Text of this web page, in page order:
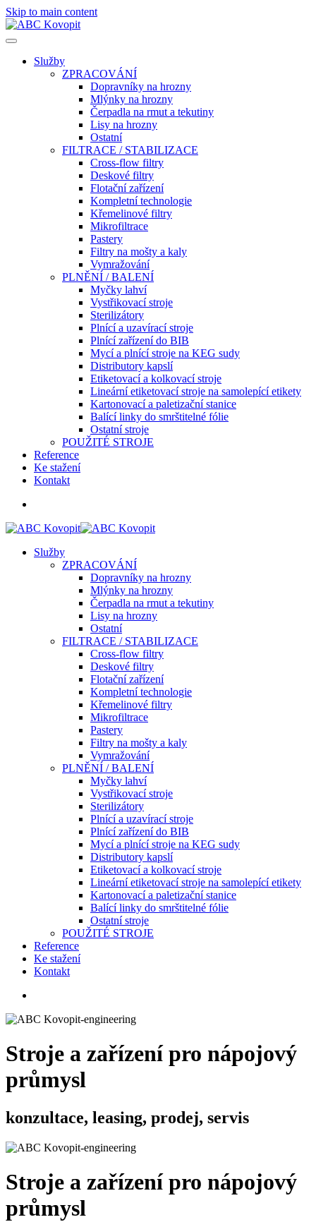
Skip to main content
Služby
ZPRACOVÁNÍ
Dopravníky na hrozny
Mlýnky na hrozny
Čerpadla na rmut a tekutiny
Lisy na hrozny
Ostatní
FILTRACE / STABILIZACE
Cross-flow filtry
Deskové filtry
Flotační zařízení
Kompletní technologie
Křemelinové filtry
Mikrofiltrace
Pastery
Filtry na mošty a kaly
Vymražování
PLNĚNÍ / BALENÍ
Myčky lahví
Vystřikovací stroje
Sterilizátory
Plnící a uzavírací stroje
Plnící zařízení do BIB
Mycí a plnící stroje na KEG sudy
Distributory kapslí
Etiketovací a kolkovací stroje
Lineární etiketovací stroje na samolepící etikety
Kartonovací a paletizační stanice
Balící linky do smrštitelné fólie
Ostatní stroje
POUŽITÉ STROJE
Reference
Ke stažení
Kontakt
Služby
ZPRACOVÁNÍ
Dopravníky na hrozny
Mlýnky na hrozny
Čerpadla na rmut a tekutiny
Lisy na hrozny
Ostatní
FILTRACE / STABILIZACE
Cross-flow filtry
Deskové filtry
Flotační zařízení
Kompletní technologie
Křemelinové filtry
Mikrofiltrace
Pastery
Filtry na mošty a kaly
Vymražování
PLNĚNÍ / BALENÍ
Myčky lahví
Vystřikovací stroje
Sterilizátory
Plnící a uzavírací stroje
Plnící zařízení do BIB
Mycí a plnící stroje na KEG sudy
Distributory kapslí
Etiketovací a kolkovací stroje
Lineární etiketovací stroje na samolepící etikety
Kartonovací a paletizační stanice
Balící linky do smrštitelné fólie
Ostatní stroje
POUŽITÉ STROJE
Reference
Ke stažení
Kontakt
Stroje a zařízení pro nápojový
průmysl
konzultace, leasing, prodej, servis
Stroje a zařízení pro nápojový
průmysl